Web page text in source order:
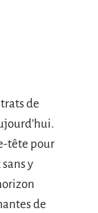
de
tête pour
y
de